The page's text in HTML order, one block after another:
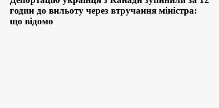
годин до вильоту через втручання міністра:
що відомо